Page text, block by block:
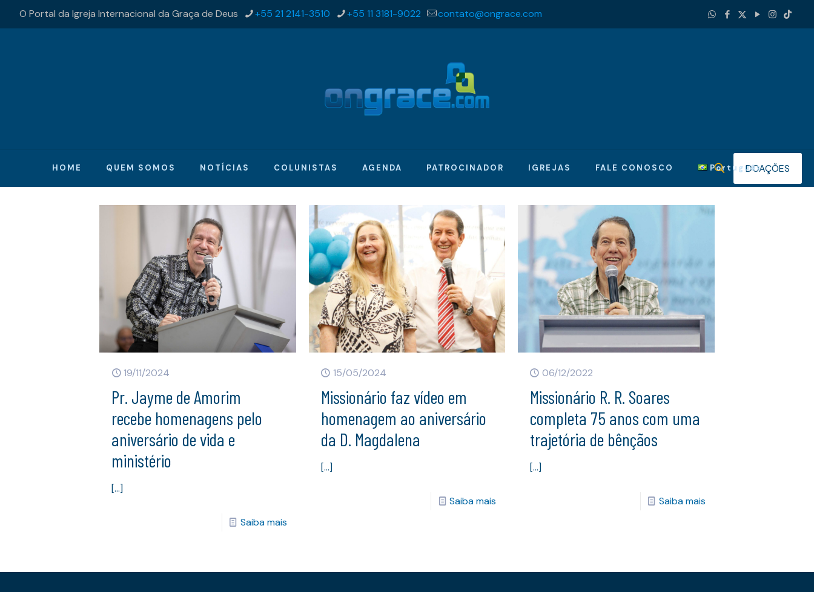
O Portal da Igreja Internacional da Graça de Deus +55 21 2141-3510 +55 11 3181-9022 contato@ongrace.com
HOME QUEM SOMOS NOTÍCIAS COLUNISTAS AGENDA PATROCINADOR IGREJAS FALE CONOSCO PortuguêsDOAÇÕES
19/11/2024
Pr. Jayme de Amorim
recebe homenagens pelo
aniversário de vida e
ministério
[…]
Saiba mais
15/05/2024
Missionário faz vídeo em
homenagem ao aniversário
da D. Magdalena
[…]
Saiba mais
06/12/2022
Missionário R. R. Soares
completa 75 anos com uma
trajetória de bênçãos
[…]
Saiba mais